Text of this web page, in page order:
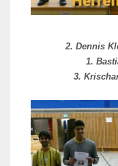
2. Dennis
1.
3.